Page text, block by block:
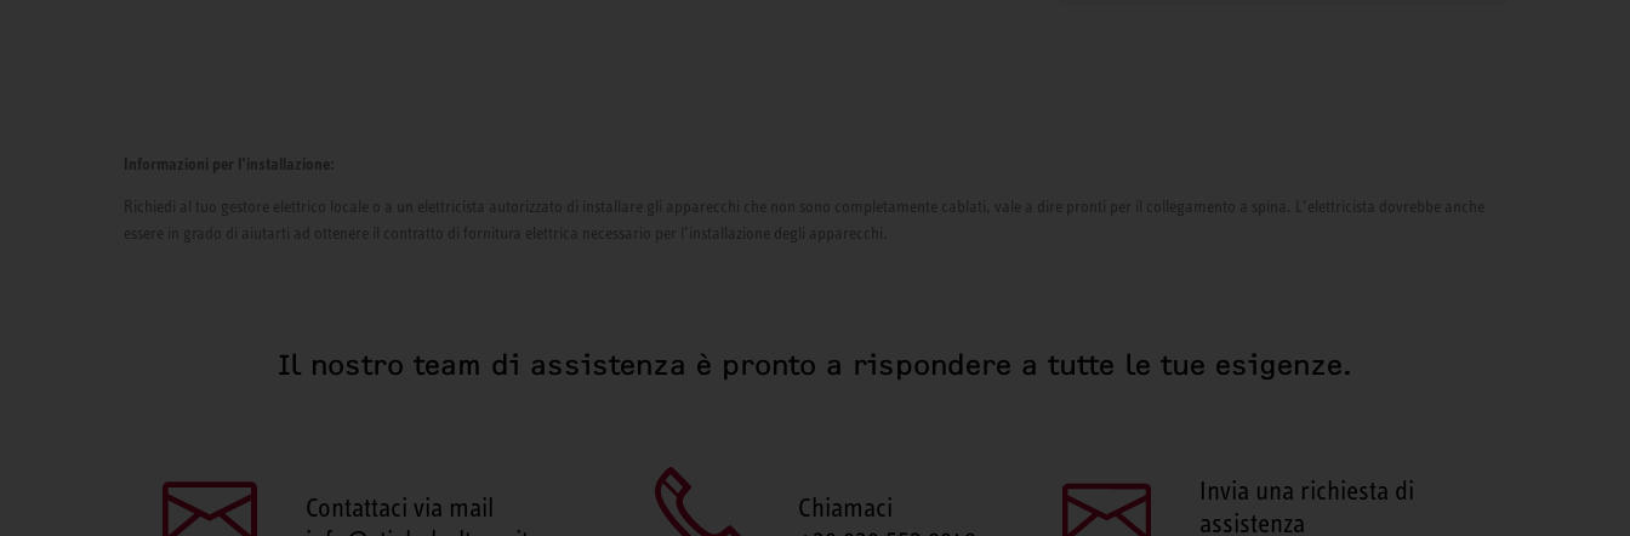
Informazioni per l’installazione:
Richiedi al tuo gestore elettrico locale o a un elettricista autorizzato di installare gli apparecchi che non sono completamente cablati, vale a dire pronti per il collegamento a spina. L’elettricista dovrebbe anche
essere in grado di aiutarti ad ottenere il contratto di fornitura elettrica necessario per l’installazione degli apparecchi.
Il nostro team di assistenza è pronto a rispondere a tutte le tue esigenze.
Contattaci via mail
Chiamaci
Invia una richiesta di
assistenza